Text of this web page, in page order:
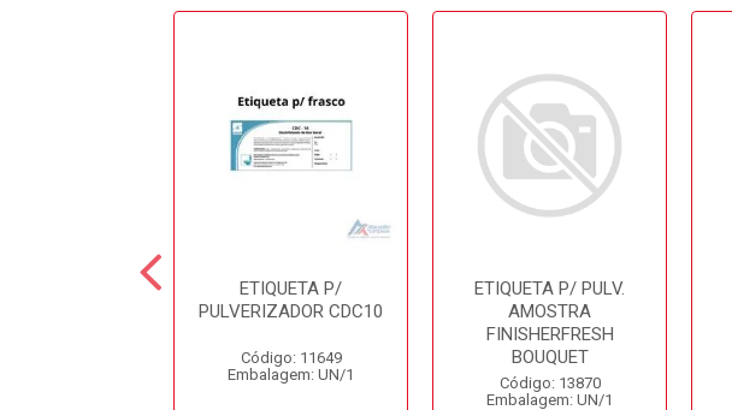
ETIQUETA P/
PULVERIZADOR CDC10
Código: 11649
Embalagem: UN/1
ETIQUETA P/ PULV.
AMOSTRA
FINISHERFRESH
BOUQUET
Código: 13870
Embalagem: UN/1